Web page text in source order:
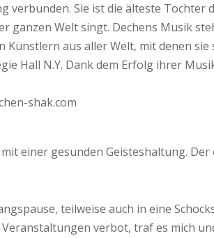
verbunden. Sie ist die älteste
ganzen Welt singt. Dechens Musik
aus aller Welt, mit denen
Hall N.Y. Dank dem Erfolg ihrer
shak.com
einer gesunden Geisteshaltung.
teilweise auch in eine
verbot, traf es mich